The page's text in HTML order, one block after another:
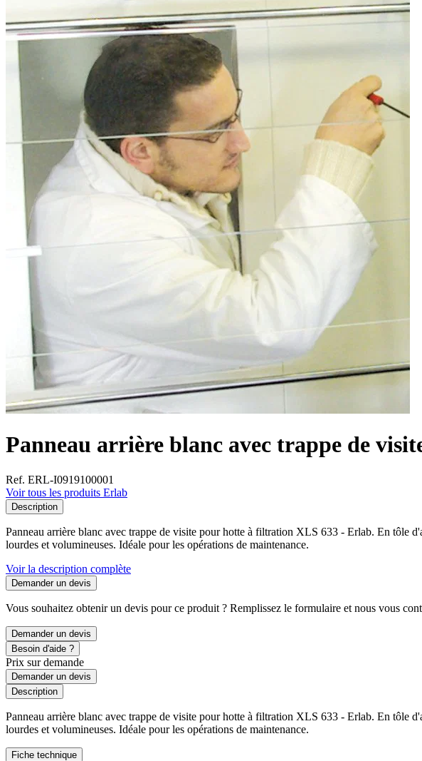
Panneau arrière blanc avec trappe de
Ref. ERL-I0919100001
Voir tous les produits Erlab
Description
Panneau arrière blanc avec trappe de visite pour hotte à filtration XLS 633 - Erlab. En tôle
lourdes et volumineuses. Idéale pour les opérations de maintenance.
Voir la description complète
Demander un devis
Vous souhaitez obtenir un devis pour ce produit ? Remplissez le formulaire et nous vous
Demander un devis
Besoin d'aide ?
Prix sur demande
Demander un devis
Description
Panneau arrière blanc avec trappe de visite pour hotte à filtration XLS 633 - Erlab. En tôle
lourdes et volumineuses. Idéale pour les opérations de maintenance.
Fiche technique